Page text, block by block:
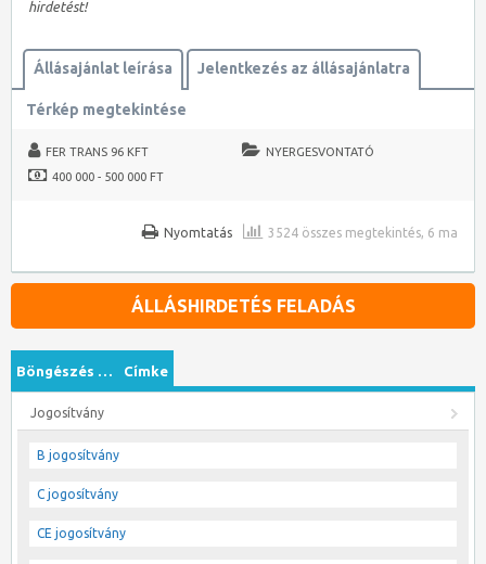
hirdetést!
Állásajánlat leírása Jelentkezés az állásajánlatra
Térkép megtekintése
FER TRANS 96 KFT
NYERGESVONTATÓ
400 000 - 500 000 FT
3524 összes megtekintés, 6 ma
Nyomtatás
ÁLLÁSHIRDETÉS FELADÁS
Böngészés … Címke
Jogosítvány
B jogosítvány
C jogosítvány
CE jogosítvány